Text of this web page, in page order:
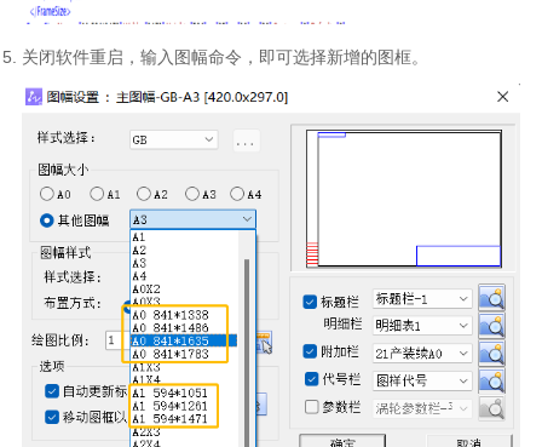
关闭软件重启，输入图幅命令，即可选择新增的图框。